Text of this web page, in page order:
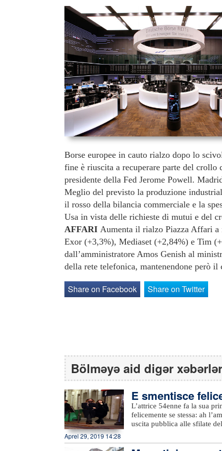
Borse europee in cauto rialzo dopo lo
fine è riuscita a recuperare parte del
presidente della Fed Jerome Powell.
Meglio del previsto la produzione
il rosso della bilancia commerciale e la
Usa in vista delle richieste di mutui e del
AFFARI Aumenta il rialzo Piazza Affari a
Exor (+3,3%), Mediaset (+2,84%) e Tim
dall’amministratore Amos Genish al
della rete telefonica, mantenendone però il
Share on Facebook Share on Twitter
Bölməyə aid digər xəbərlər
E smentisce
L’attrice 54enne fa la sua
felicemente se stessa: ah
uscita pubblica alle sfilate
lei aveva detto: “Mai con
Aprel 29, 2019 14:28